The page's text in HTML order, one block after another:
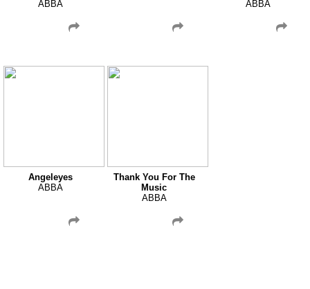
ABBA ABBA
Angeleyes
ABBA
Thank You For The
Music
ABBA